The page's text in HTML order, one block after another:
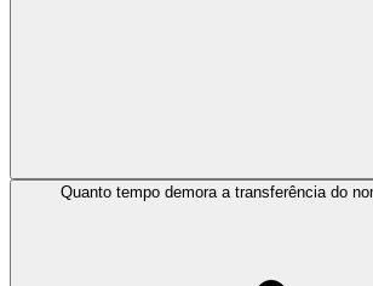
Quanto tempo demora a transferência do